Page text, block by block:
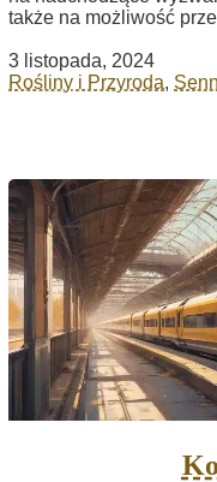
także na możliwość
3 listopada, 2024
Rośliny i Przyroda,